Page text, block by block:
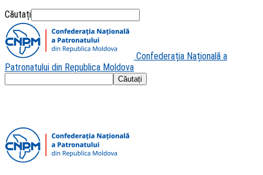
Căutați
Confederația Națională a
Patronatului din Republica Moldova